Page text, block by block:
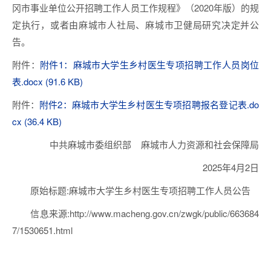
冈市事业单位公开招聘工作人员工作规程》（2020年版）的规
定执行，或者由麻城市人社局、麻城市卫健局研究决定并公
告。
附件： 附件1：麻城市大学生乡村医生专项招聘工作人员岗位
表.docx (91.6 KB)
附件： 附件2：麻城市大学生乡村医生专项招聘报名登记表.do
cx (36.4 KB)
中共麻城市委组织部 麻城市人力资源和社会保障局
2025年4月2日
原始标题:麻城市大学生乡村医生专项招聘工作人员公告
信息来源:http://www.macheng.gov.cn/zwgk/public/663684
7/1530651.html